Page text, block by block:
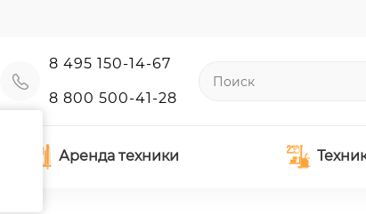
8 495 150-14-67
8 800 500-41-28
Аренда техники